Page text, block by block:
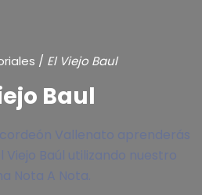
/ El Viejo Baul
Baul
Vallenato aprenderás
Baúl utilizando nuestro
Nota A Nota.